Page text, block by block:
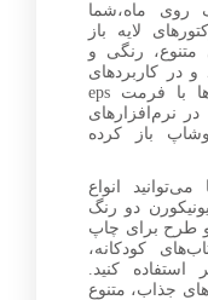
روی ماه،شما
لایه باز
متنوع، رنگی و
و در کاربرد‌های
مختلف استفاده کنید. این فایل ها با فرمت eps
نرم‌افزارهای
باز کرده
انواع
دو رنگ
و طرح برای چاپ
کودکانه،
استفاده کنید.
جذاب، متنوع